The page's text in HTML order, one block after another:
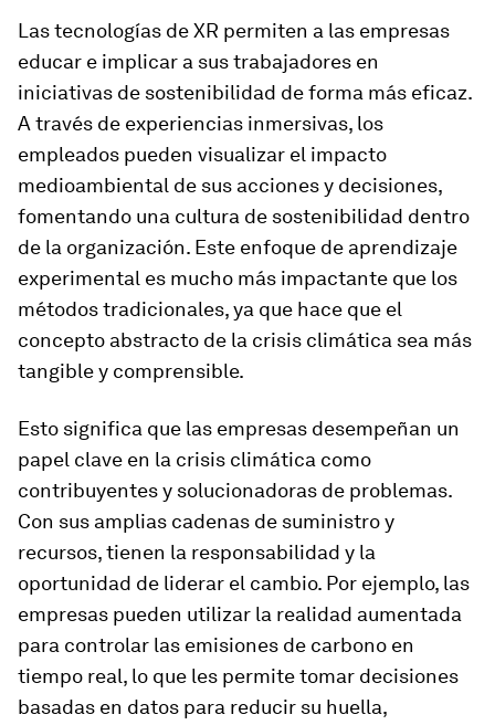
Las tecnologías de XR permiten a las empresas
educar e implicar a sus trabajadores en
iniciativas de sostenibilidad de forma más eficaz.
A través de experiencias inmersivas, los
empleados pueden visualizar el impacto
medioambiental de sus acciones y decisiones,
fomentando una cultura de sostenibilidad dentro
de la organización. Este enfoque de aprendizaje
experimental es mucho más impactante que los
métodos tradicionales, ya que hace que el
concepto abstracto de la crisis climática sea más
tangible y comprensible.
Esto significa que las empresas desempeñan un
papel clave en la crisis climática como
contribuyentes y solucionadoras de problemas.
Con sus amplias cadenas de suministro y
recursos, tienen la responsabilidad y la
oportunidad de liderar el cambio. Por ejemplo, las
empresas pueden utilizar la realidad aumentada
para controlar las emisiones de carbono en
tiempo real, lo que les permite tomar decisiones
basadas en datos para reducir su huella,